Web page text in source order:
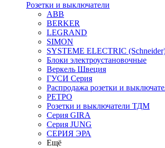
Розетки и выключатели
ABB
BERKER
LEGRAND
SIMON
SYSTEME ELECTRIC
Блоки электроустановочные
Веркель Швеция
ГУСИ Серия
Распродажа розетки и
РЕТРО
Розетки и выключатели ТДМ
Серия GIRA
Серия JUNG
СЕРИЯ ЭРА
Ещё